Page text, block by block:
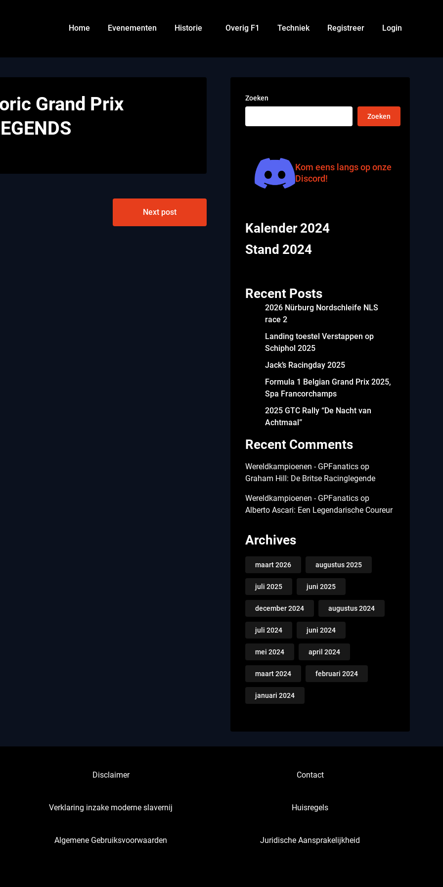
Home Evenementen Historie Overig F1 Techniek Registreer Login
Grand Prix
Next post
Zoeken
Zoeken
Kom eens langs op onze
Discord!
Kalender 2024
Stand 2024
Recent Posts
2026 Nürburg Nordschleife NLS
race 2
Landing toestel Verstappen op
Schiphol 2025
Jack’s Racingday 2025
Formula 1 Belgian Grand Prix 2025,
Spa Francorchamps
2025 GTC Rally “De Nacht van
Achtmaal”
Recent Comments
Wereldkampioenen - GPFanaticsop
Graham Hill: De Britse Racinglegende
Wereldkampioenen - GPFanaticsop
Alberto Ascari: Een Legendarische Coureur
Archives
maart 2026 augustus 2025
juli 2025 juni 2025
december 2024 augustus 2024
juli 2024 juni 2024
mei 2024 april 2024
maart 2024 februari 2024
januari 2024
Disclaimer Contact
Verklaring inzake moderne slavernij Huisregels
Algemene Gebruiksvoorwaarden Juridische Aansprakelijkheid